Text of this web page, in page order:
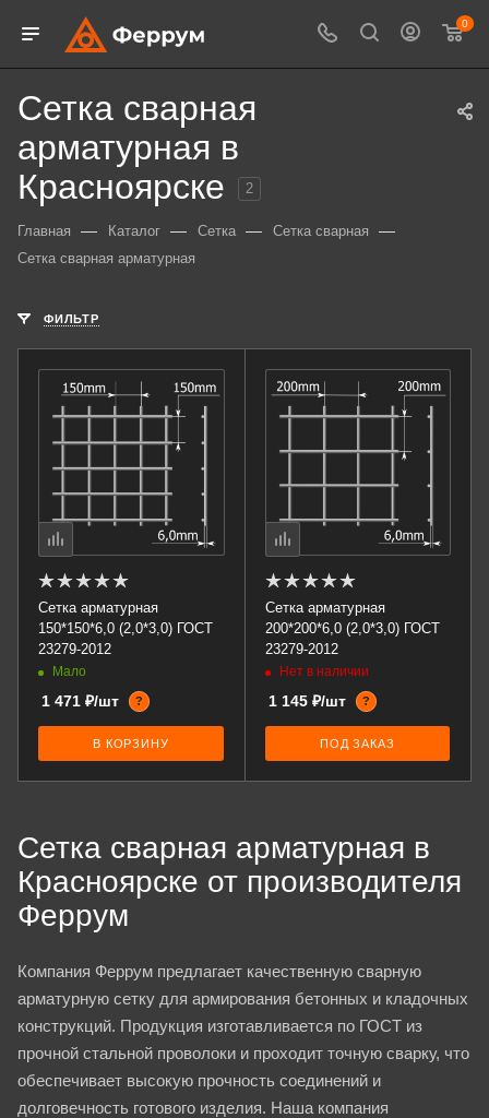
0
Сетка сварная
арматурная в
Красноярске
2
Главная — Каталог — Сетка — Сетка сварная —
Сетка сварная арматурная
ФИЛЬТР
Сетка арматурная
150*150*6,0 (2,0*3,0) ГОСТ
23279-2012
Мало
1 471 ₽/шт ?
В КОРЗИНУ
Сетка арматурная
200*200*6,0 (2,0*3,0) ГОСТ
23279-2012
Нет в наличии
1 145 ₽/шт ?
ПОД ЗАКАЗ
Сетка сварная арматурная в
Красноярске от производителя
Феррум
Компания Феррум предлагает качественную сварную
арматурную сетку для армирования бетонных и кладочных
конструкций. Продукция изготавливается по ГОСТ из
прочной стальной проволоки и проходит точную сварку, что
обеспечивает высокую прочность соединений и
долговечность готового изделия. Наша компания